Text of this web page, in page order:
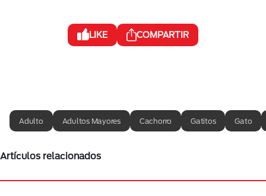
LIKE COMPARTIR
Adulto Adultos Mayores Cachorro Gatitos Gato
Artículos relacionados